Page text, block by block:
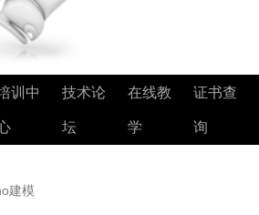
训中 技术论
坛
在线教
学
证书查
询
建模